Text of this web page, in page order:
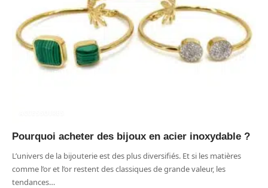
Pourquoi acheter des bijoux en acier inoxydable ?
L’univers de la bijouterie est des plus diversifiés. Et si les matières
comme l’or et l’or restent des classiques de grande valeur, les
tendances…